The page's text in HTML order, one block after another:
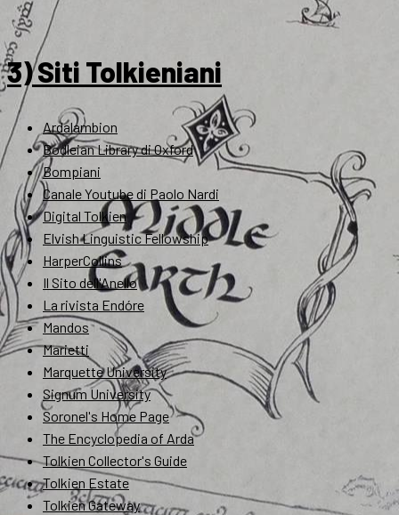
3) Siti Tolkieniani
Ardalambion
Bodleian Library di Oxford
Bompiani
Canale Youtube di Paolo Nardi
Digital Tolkien
Elvish Linguistic Fellowship
HarperCollins
Il Sito dell'Anello
La rivista Endóre
Mandos
Marietti
Marquette University
Signum University
Soronel's Home Page
The Encyclopedia of Arda
Tolkien Collector's Guide
Tolkien Estate
Tolkien Gateway